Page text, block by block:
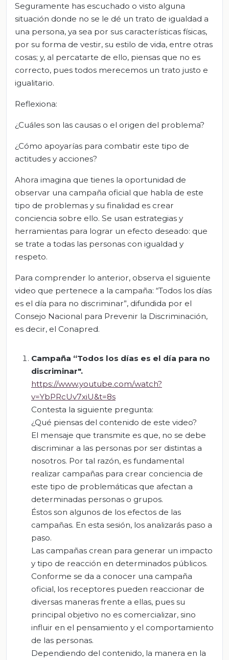
Seguramente has escuchado o visto alguna
situación donde no se le dé un trato de igualdad a
una persona, ya sea por sus características físicas,
por su forma de vestir, su estilo de vida, entre otras
cosas; y, al percatarte de ello, piensas que no es
correcto, pues todos merecemos un trato justo e
igualitario.
Reflexiona:
¿Cuáles son las causas o el origen del problema?
¿Cómo apoyarías para combatir este tipo de
actitudes y acciones?
Ahora imagina que tienes la oportunidad de
observar una campaña oficial que habla de este
tipo de problemas y su finalidad es crear
conciencia sobre ello. Se usan estrategias y
herramientas para lograr un efecto deseado: que
se trate a todas las personas con igualdad y
respeto.
Para comprender lo anterior, observa el siguiente
video que pertenece a la campaña: “Todos los días
es el día para no discriminar”, difundida por el
Consejo Nacional para Prevenir la Discriminación,
es decir, el Conapred.
Campaña “Todos los días es el día para no
discriminar".
https://www.youtube.com/watch?
v=YbPRcUv7xiU&t=8s
Contesta la siguiente pregunta:
¿Qué piensas del contenido de este video?
El mensaje que transmite es que, no se debe
discriminar a las personas por ser distintas a
nosotros. Por tal razón, es fundamental
realizar campañas para crear conciencia de
este tipo de problemáticas que afectan a
determinadas personas o grupos.
Éstos son algunos de los efectos de las
campañas. En esta sesión, los analizarás paso a
paso.
Las campañas crean para generar un impacto
y tipo de reacción en determinados públicos.
Conforme se da a conocer una campaña
oficial, los receptores pueden reaccionar de
diversas maneras frente a ellas, pues su
principal objetivo no es comercializar, sino
influir en el pensamiento y el comportamiento
de las personas.
Dependiendo del contenido, la manera en la